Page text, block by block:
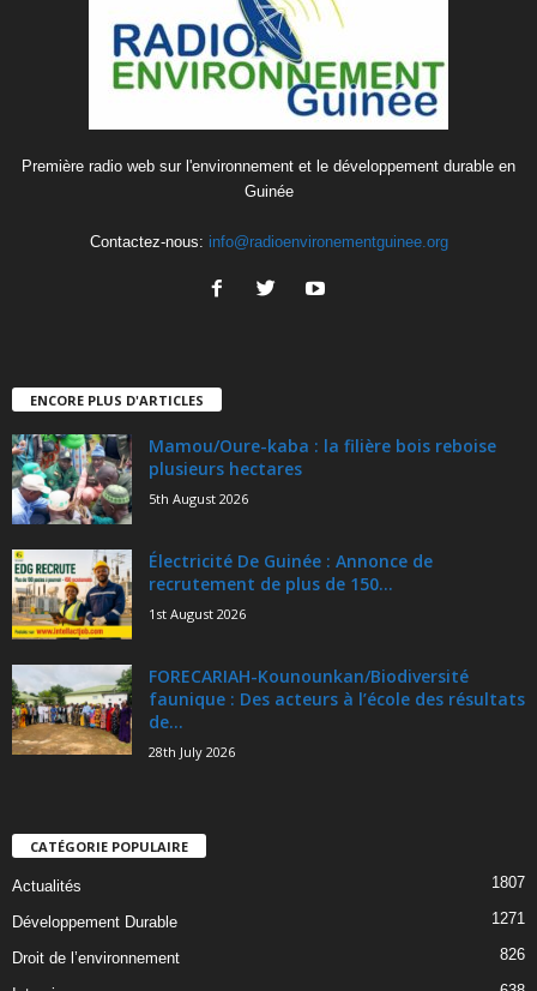
Première radio web sur l'environnement et le développement durable en
Guinée
Contactez-nous: info@radioenvironementguinee.org
ENCORE PLUS D'ARTICLES
Mamou/Oure-kaba : la filière bois reboise
plusieurs hectares
5th August 2026
Électricité De Guinée : Annonce de
recrutement de plus de 150...
1st August 2026
FORECARIAH-Kounounkan/Biodiversité
faunique : Des acteurs à l’école des résultats
de...
28th July 2026
CATÉGORIE POPULAIRE
Actualités 1807
Développement Durable 1271
Droit de l’environnement 826